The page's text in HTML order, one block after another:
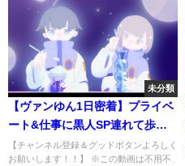
未分類
【ヴァンゆん1日密着】プライベ
ート&仕事に黒人SP連れて歩い
たら東京が大パニック！！
【チャンネル登録＆グッドボタンよろしく
お願いします！！】 ※この動画は不用不